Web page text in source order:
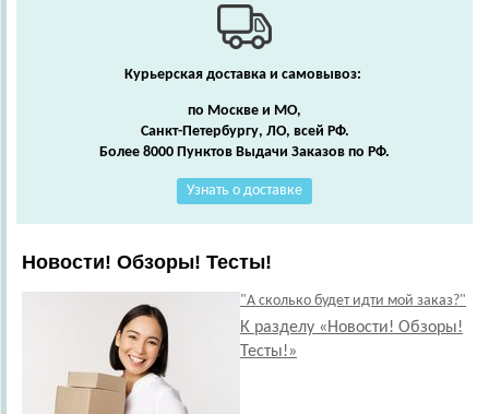
Курьерская доставка и самовывоз:
по Москве и МО,
Санкт-Петербургу, ЛО, всей РФ.
Более 8000 Пунктов Выдачи Заказов по РФ.
Узнать о доставке
Новости! Обзоры! Тесты!
"А сколько будет идти мой заказ?"
К разделу «Новости! Обзоры!
Тесты!»